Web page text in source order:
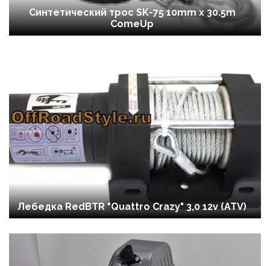
Cинтетический трос SK-75 10mm x 30.5m
ComeUp
Лебедка RedBTR "Quattro Crazy" 3,0 12v (ATV)